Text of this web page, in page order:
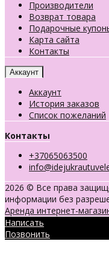
Производители
Возврат товара
Подарочные
Карта сайта
Контакты
Аккаунт
Аккаунт
История заказов
Список пожеланий
Контакты
+37065063500
2026 © Все права
информации без
Аренда интернет-
Написать
Позвонить